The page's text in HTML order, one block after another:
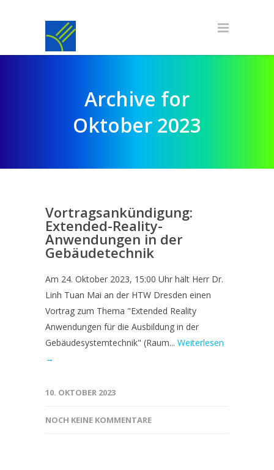
Archive for
Oktober 2023
Vortragsankündigung:
Extended-Reality-
Anwendungen in der
Gebäudetechnik
Am 24. Oktober 2023, 15:00 Uhr hält Herr Dr.
Linh Tuan Mai an der HTW Dresden einen
Vortrag zum Thema "Extended Reality
Anwendungen für die Ausbildung in der
Gebäudesystemtechnik" (Raum... Weiterlesen
→
10. OKTOBER 2023
NOCH KEINE KOMMENTARE